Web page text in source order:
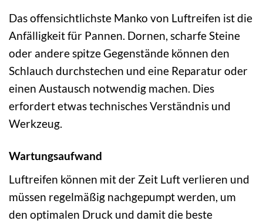
Das offensichtlichste Manko von Luftreifen ist die
Anfälligkeit für Pannen. Dornen, scharfe Steine
oder andere spitze Gegenstände können den
Schlauch durchstechen und eine Reparatur oder
einen Austausch notwendig machen. Dies
erfordert etwas technisches Verständnis und
Werkzeug.
Wartungsaufwand
Luftreifen können mit der Zeit Luft verlieren und
müssen regelmäßig nachgepumpt werden, um
den optimalen Druck und damit die beste